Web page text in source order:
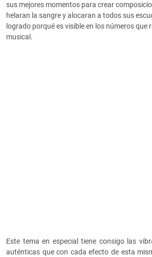
sus mejores momentos para crear
helaran la sangre y alocaran a todos sus
logrado porqué es visible en los números que
musical.
Este tema en especial tiene consigo las
auténticas que con cada efecto de esta